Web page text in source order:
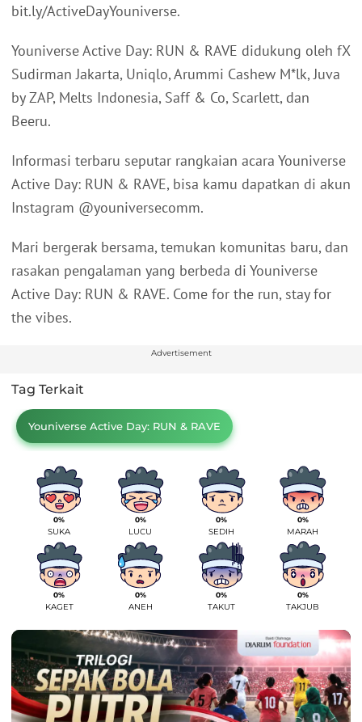
bit.ly/ActiveDayYouniverse.
Youniverse Active Day: RUN & RAVE didukung oleh fX
Sudirman Jakarta, Uniqlo, Arummi Cashew M*lk, Juva
by ZAP, Melts Indonesia, Saff & Co, Scarlett, dan
Beeru.
Informasi terbaru seputar rangkaian acara Youniverse
Active Day: RUN & RAVE, bisa kamu dapatkan di akun
Instagram @youniversecomm.
Mari bergerak bersama, temukan komunitas baru, dan
rasakan pengalaman yang berbeda di Youniverse
Active Day: RUN & RAVE. Come for the run, stay for
the vibes.
Advertisement
Tag Terkait
Youniverse Active Day: RUN & RAVE
0%
SUKA
0%
LUCU
0%
SEDIH
0%
MARAH
0%
KAGET
0%
ANEH
0%
TAKUT
0%
TAKJUB